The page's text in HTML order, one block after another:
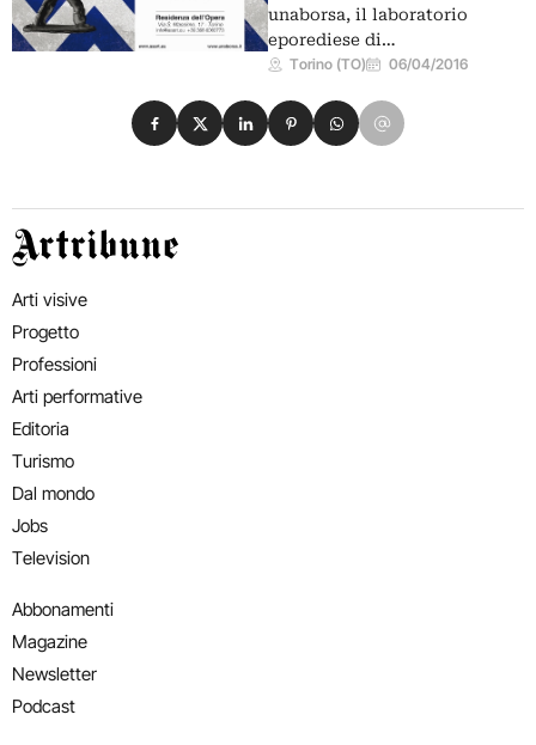
unaborsa, il laboratorio
eporediese di…
Torino (TO) 06/04/2016
Condividi su Facebook
Condividi su X
Condividi su LinkedIn
Condividi su Pinterest
Condividi su WhatsApp
Condividi su Email
Artribune
Arti visive
Progetto
Professioni
Arti performative
Editoria
Turismo
Dal mondo
Jobs
Television
Abbonamenti
Magazine
Newsletter
Podcast